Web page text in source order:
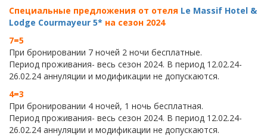
Специальные предложения от отеля Le Massif Hotel &
Lodge Courmayeur 5* на сезон 2024
7=5
При бронировании 7 ночей 2 ночи бесплатные.
Период проживания- весь сезон 2024. В период 12.02.24-
26.02.24 аннуляции и модификации не допускаются.
4=3
При бронировании 4 ночей, 1 ночь бесплатная.
Период проживания- весь сезон 2024. В период 12.02.24-
26.02.24 аннуляции и модификации не допускаются.